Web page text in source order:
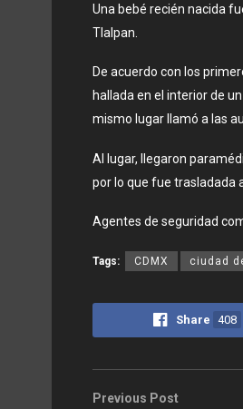
Una bebé recién nacida
Tlalpan.
De acuerdo con los
hallada en el interior de
mismo lugar llamó a las
Al lugar, llegaron
por lo que fue trasladada
Agentes de seguridad
Tags: CDMX ciudad
Share 408
Previous Post